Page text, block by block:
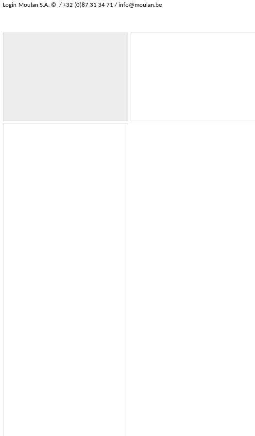
Login Moulan S.A. © / +32 (0)87 31 34 71 / info@moulan.be